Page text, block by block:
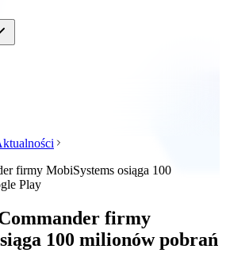
firmy MobiSystems osiąga 100
Play
firmy
100 milionów pobrań